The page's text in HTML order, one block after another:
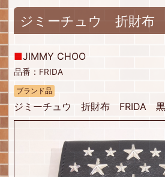
ジミーチュウ 折財
■JIMMY CHOO
品番：FRIDA
ブランド品
ジミーチュウ 折財布 FRIDA